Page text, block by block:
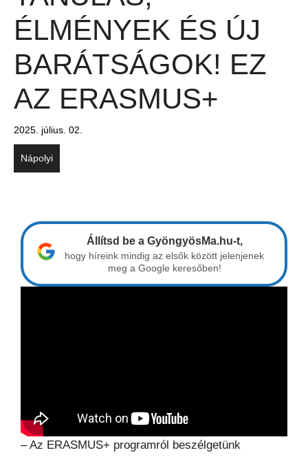
ÉLMÉNYEK ÉS ÚJ
BARÁTSÁGOK! EZ
AZ ERASMUS+
2025. július. 02.
Nápolyi
Állítsd be a GyöngyösMa.hu-t,
hogy híreink mindig az elsők között jelenjenek
meg a Google keresőben!
– Az ERASMUS+ programról beszélgetünk